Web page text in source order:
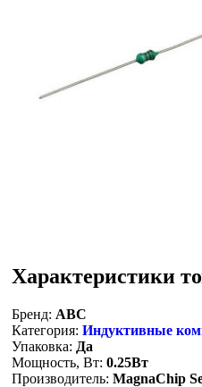
Характеристики
Бренд: ABC
Категория: Индуктивные
Упаковка: Да
Мощность, Вт: 0.25Вт
Производитель: MagnaChip